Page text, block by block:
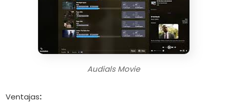
Audials Movie
Ventajas: